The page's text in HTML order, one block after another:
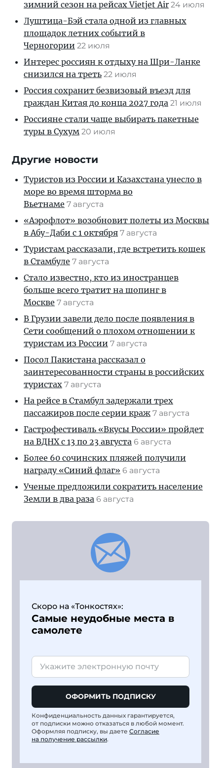
зимний сезон на рейсах Vietjet Air 24 июля
Луштица-Бэй стала одной из главных
площадок летних событий в
Черногории 22 июля
Интерес россиян к отдыху на Шри-Ланке
снизился на треть 22 июля
Россия сохранит безвизовый въезд для
граждан Китая до конца 2027 года 21 июля
Россияне стали чаще выбирать пакетные
туры в Сухум 20 июля
Другие новости
Туристов из России и Казахстана унесло в
море во время шторма во
Вьетнаме 7 августа
«Аэрофлот» возобновит полеты из Москвы
в Абу-Даби с 1 октября 7 августа
Туристам рассказали, где встретить кошек
в Стамбуле 7 августа
Стало известно, кто из иностранцев
больше всего тратит на шопинг в
Москве 7 августа
В Грузии завели дело после появления в
Сети сообщений о плохом отношении к
туристам из России 7 августа
Посол Пакистана рассказал о
заинтересованности страны в российских
туристах 7 августа
На рейсе в Стамбул задержали трех
пассажиров после серии краж 7 августа
Гастрофестиваль «Вкусы России» пройдет
на ВДНХ с 13 по 23 августа 6 августа
Более 60 сочинских пляжей получили
награду «Синий флаг» 6 августа
Ученые предложили сократить население
Земли в два раза 6 августа
Скоро на «Тонкостях»:
Самые неудобные места в
самолете
ОФОРМИТЬ ПОДПИСКУ
Конфиденциальность данных гарантируется,
от подписки можно отказаться в любой момент.
Оформляя подписку, вы даете Согласие
на получение рассылки.